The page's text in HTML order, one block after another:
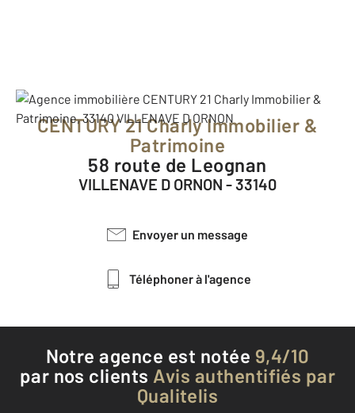
CENTURY 21 Charly Immobilier &
Patrimoine
58 route de Leognan
VILLENAVE D ORNON - 33140
Envoyer un message
Téléphoner à l'agence
Notre agence est notée 9,4/10
par nos clients Avis authentifiés par
Qualitelis